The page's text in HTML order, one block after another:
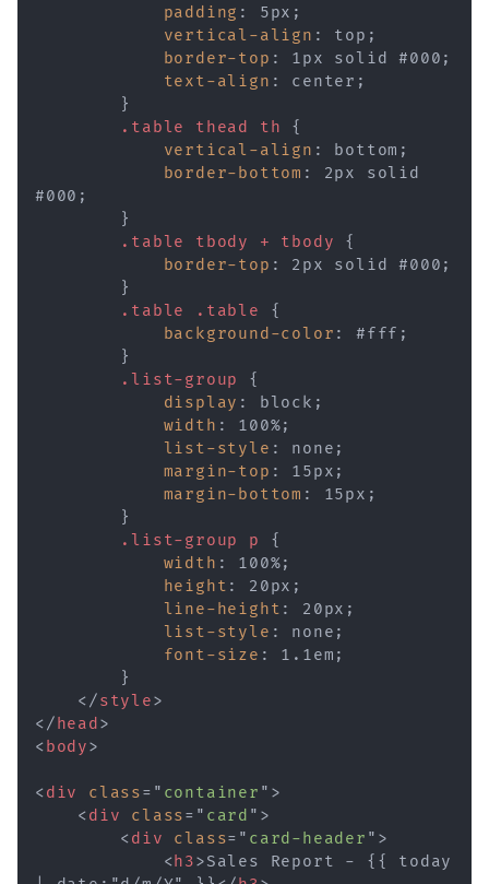
padding : 5px ;
vertical-align : top ;
border-top : 1px solid #000 ;
text-align : center ;
}
.table thead th
{
vertical-align : bottom ;
border-bottom :
2px solid
#000 ;
}
.table tbody + tbody
{
border-top : 2px solid #000 ;
}
.table .table
{
background-color : #fff ;
}
.list-group
{
display : block ;
width : 100%;
list-style : none ;
margin-top : 15px ;
margin-bottom : 15px ;
}
.list-group p
{
width : 100%;
height : 20px ;
line-height : 20px ;
list-style : none ;
font-size : 1.1em ;
}
</style>
</ head >
< body>
<div class= " container " >
<div class= " card " >
<div class= " card-header " >
<h3>Sales Report - {{ today